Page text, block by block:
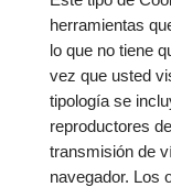
herramientas
lo que no tiene
vez que usted
tipología se
reproductores
transmisión de
navegador. Los